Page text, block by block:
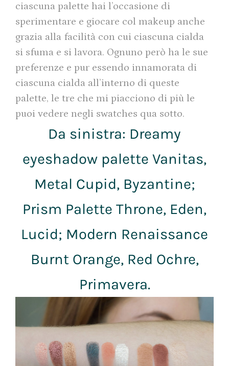
ciascuna palette hai l’occasione di
sperimentare e giocare col makeup anche
grazia alla facilità con cui ciascuna cialda
si sfuma e si lavora. Ognuno però ha le sue
preferenze e pur essendo innamorata di
ciascuna cialda all’interno di queste
palette, le tre che mi piacciono di più le
puoi vedere negli swatches qua sotto.
Da sinistra: Dreamy
eyeshadow palette Vanitas,
Metal Cupid, Byzantine;
Prism Palette Throne, Eden,
Lucid; Modern Renaissance
Burnt Orange, Red Ochre,
Primavera.